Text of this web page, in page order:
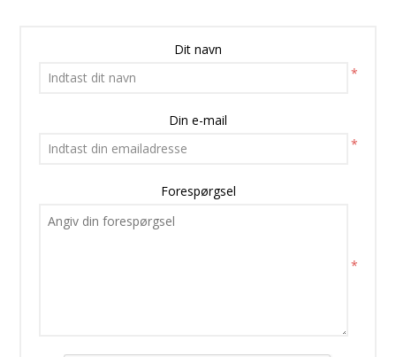
Dit navn
*
Din e-mail
*
Forespørgsel
*